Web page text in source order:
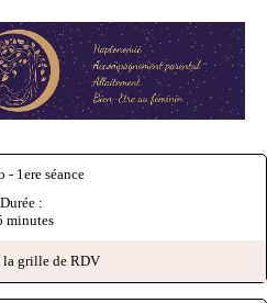
- 1ere séance
Durée :
minutes
la grille de RDV